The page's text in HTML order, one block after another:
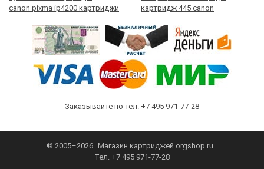
canon pixma ip4200 картриджи
картридж 445 canon
Заказывайте по тел. +7 495 971-77-28
© 2005–2026 Магазин картриджей orgshop.ru
Тел. +7 495 971-77-28